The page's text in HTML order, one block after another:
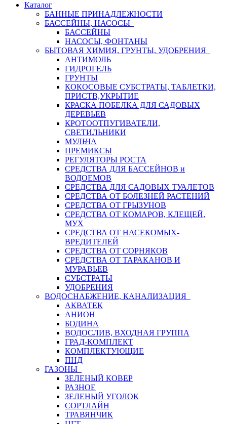
Каталог
БАННЫЕ ПРИНАДЛЕЖНОСТИ
БАССЕЙНЫ, НАСОСЫ
БАССЕЙНЫ
НАСОСЫ, ФОНТАНЫ
БЫТОВАЯ ХИМИЯ, ГРУНТЫ, УДОБРЕНИЯ
АНТИМОЛЬ
ГИДРОГЕЛЬ
ГРУНТЫ
КОКОСОВЫЕ СУБСТРАТЫ, ТАБЛЕТКИ,
ПРИСТВ,УКРЫТИЕ
КРАСКА ПОБЕЛКА ДЛЯ САДОВЫХ
ДЕРЕВЬЕВ
КРОТООТПУГИВАТЕЛИ,
СВЕТИЛЬНИКИ
МУЛЬЧА
ПРЕМИКСЫ
РЕГУЛЯТОРЫ РОСТА
СРЕДСТВА ДЛЯ БАССЕЙНОВ и
ВОДОЕМОВ
СРЕДСТВА ДЛЯ САДОВЫХ ТУАЛЕТОВ
СРЕДСТВА ОТ БОЛЕЗНЕЙ РАСТЕНИЙ
СРЕДСТВА ОТ ГРЫЗУНОВ
СРЕДСТВА ОТ КОМАРОВ, КЛЕЩЕЙ,
МУХ
СРЕДСТВА ОТ НАСЕКОМЫХ-
ВРЕДИТЕЛЕЙ
СРЕДСТВА ОТ СОРНЯКОВ
СРЕДСТВА ОТ ТАРАКАНОВ И
МУРАВЬЕВ
СУБСТРАТЫ
УДОБРЕНИЯ
ВОДОСНАБЖЕНИЕ, КАНАЛИЗАЦИЯ
АКВАТЕК
АНИОН
БОДИНА
ВОДОСЛИВ, ВХОДНАЯ ГРУППА
ГРАД-КОМПЛЕКТ
КОМПЛЕКТУЮЩИЕ
ПНД
ГАЗОНЫ
ЗЕЛЕНЫЙ КОВЕР
РАЗНОЕ
ЗЕЛЕНЫЙ УГОЛОК
СОРТЛАЙН
ТРАВЯНЧИК